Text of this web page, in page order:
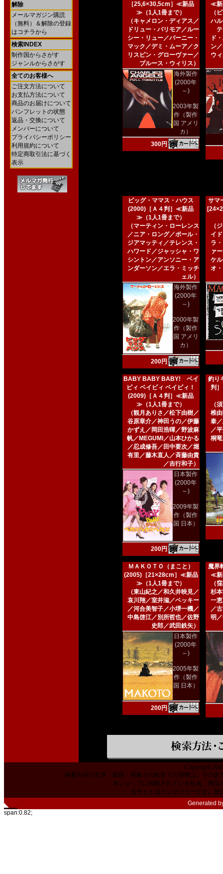
解除
メールマガジン購読
（無料）＆解除の登録
はコチラから
検索INDEX
制作国からさがす
ジャンルからさがす
全てのお客様へ
ご注文方法について
お支払方法について
商品のお届けについて
パンフレットの状態
返品・交換について
メンバーについて
プライバシーポリシー
利用規約について
特定商取引法に基づく
表示
［25,6×30,5cm］≪新品
≫（1人1冊まで）
（キャメロン・ディアス／
ドリュー・バリモア／ルー
シー・リュー／バーニー・
マック／デミ・ムーア／ク
リスピン・グローヴァー／
ブルース・ウィリス）
海外製作
(2000年
～)
2003年製
作（製作
国 アメリ
カ）
300円
≪新
（
ハ
ド
ン
ウ
ビッグ・ママス・ハウス
(2000)［Ａ４判］≪新品
≫（1人1冊まで）
（マーティン・ローレンス
／ニア・ロング／ポール・
ジアマッティ／テレンス・
ハワード／ジャッシャ・ワ
シントン／アンソニー・ア
ンダーソン／エラ・ミッチ
ェル）
海外製作
(2000年
～)
2000年製
作（製作
国 アメリ
カ）
200円
サマ
（
イ
ラ
ァ
ケ
オ
BABY BABY BABY! ベイ
ビィ ベイビィ ベイビィ！
(2009)［Ａ４判］≪新品
≫（1人1冊まで）
（観月ありさ／松下由樹／
谷原章介／神田うの／伊藤
かずえ／岡田浩暉／野波麻
帆／MEGUMI／山本ひかる
／忍成修吾／田中要次／堀
有里／藤木直人／斉藤由貴
／吉行和子）
日本製作
(2000年
～)
2009年製
作（製作
国 日本）
200円
釣り
判
（
椎
泰
／
桐
ＭＡＫＯＴＯ（まこと）
(2005)［21×28cm］≪新品
≫（1人1冊まで）
（東山紀之／和久井映見／
哀川翔／室井滋／ベッキー
／河合美智子／小堺一機／
中島啓江／別所哲也／佐野
史郎／武田鉄矢）
日本製作
(2000年
～)
2005年製
作（製作
国 日本）
200円
魔界
≪新
（
杉
一
／
明
Copyright
掲載内容の文章・価格・画像その他全ての情報は、その
本ショップに掲載されている社名、商
当サイトはリンクフリーです。相
Generated
span:0.82;